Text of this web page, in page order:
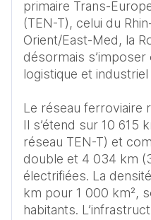
primaire Trans-
(TEN-T), celui du
Orient/East-Med, la
désormais
logistique et industriel
Le réseau ferroviaire
Il s’étend sur 10 615
réseau TEN-T) et
double et 4 034 km
électrifiées. La
km pour 1 000 km²,
habitants.